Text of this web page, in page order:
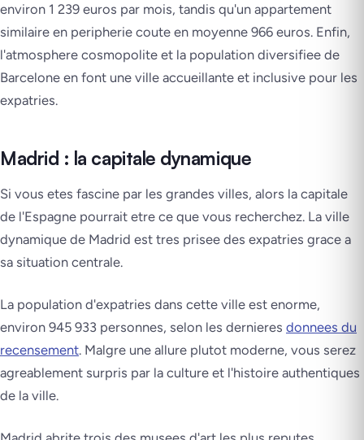
environ 1 239 euros par mois, tandis qu'un appartement
similaire en peripherie coute en moyenne 966 euros. Enfin,
l'atmosphere cosmopolite et la population diversifiee de
Barcelone en font une ville accueillante et inclusive pour les
expatries.
Madrid : la capitale dynamique
Si vous etes fascine par les grandes villes, alors la capitale
de l'Espagne pourrait etre ce que vous recherchez. La ville
dynamique de Madrid est tres prisee des expatries grace a
sa situation centrale.
La population d'expatries dans cette ville est enorme,
environ 945 933 personnes, selon les dernieres donnees du
recensement. Malgre une allure plutot moderne, vous serez
agreablement surpris par la culture et l'histoire authentiques
de la ville.